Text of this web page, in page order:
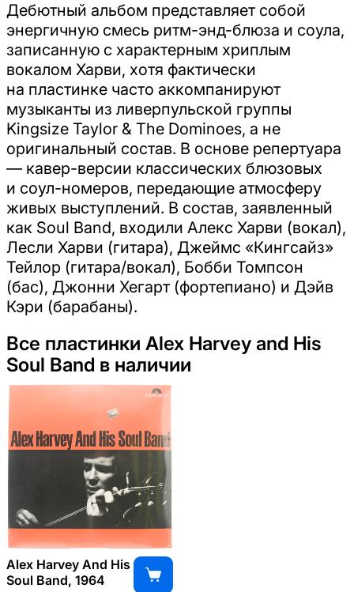
Дебютный альбом представляет собой
энергичную смесь ритм-энд-блюза и соула,
записанную с характерным хриплым
вокалом Харви, хотя фактически
на пластинке часто аккомпанируют
музыканты из ливерпульской группы
Kingsize Taylor & The Dominoes, а не
оригинальный состав. В основе репертуара
— кавер-версии классических блюзовых
и соул-номеров, передающие атмосферу
живых выступлений. В состав, заявленный
как Soul Band, входили Алекс Харви (вокал),
Лесли Харви (гитара), Джеймс «Кингсайз»
Тейлор (гитара/вокал), Бобби Томпсон
(бас), Джонни Хегарт (фортепиано) и Дэйв
Кэри (барабаны).
Все пластинки Alex Harvey and His
Soul Band в наличии
Alex Harvey And His
Soul Band, 1964